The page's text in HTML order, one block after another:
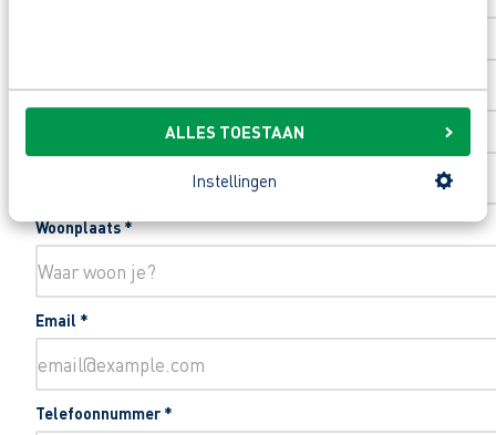
ALLES TOESTAAN
Instellingen
Toevoeging huisnummer
Woonplaats*
Email *
Telefoonnummer *